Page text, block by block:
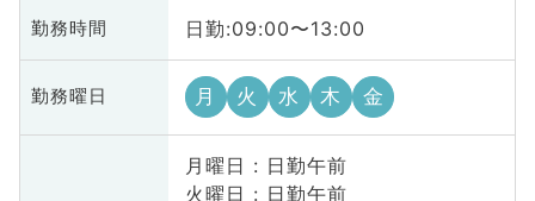
勤務時間 日勤:09:00〜13:00
勤務曜日 月 火 水 木 金
月曜日 : 日勤午前
火曜日 : 日勤午前